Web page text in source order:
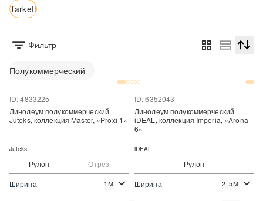
Tarkett
Фильтр
Полукоммерческий
Рулон Отрез
ID: 4833225
Линолеум полукоммерческий
Juteks, коллекция Master, «Proxi 1»
Juteks
Ширина 1М
Рулон
ID: 6352043
Линолеум полукоммерческий
iDEAL, коллекция Imperia, «Arona
6»
iDEAL
Ширина 2.5М